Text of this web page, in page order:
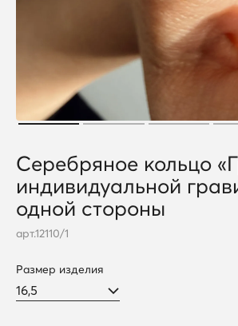
Серебряное кольцо
индивидуальной
одной стороны
арт.12110/1
Размер изделия